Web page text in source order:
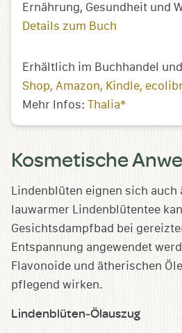
Ernährung, Gesundheit und
Details zum Buch
Erhältlich im Buchhandel
Shop Amazon Kindle
Mehr Infos: Thalia*
Kosmetische
Lindenblüten eignen sich auch
lauwarmer Lindenblütentee
Gesichtsdampfbad bei
Entspannung angewendet
Flavonoide und ätherischen
pflegend wirken.
Lindenblüten‑Ölauszug